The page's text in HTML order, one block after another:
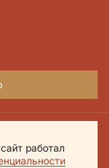
исключительно
работал